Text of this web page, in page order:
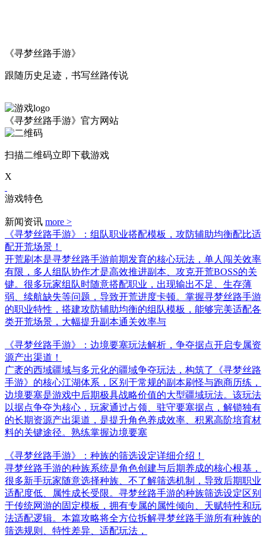
《寻梦丝路手游》
跟随历史足迹，书写丝路传说
《寻梦丝路手游》官方网站
扫描二维码立即下载游戏
X
游戏特色
新闻资讯 more >
《寻梦丝路手游》：组队职业搭配模板，攻防辅助均衡配比适
配开荒场景！
开荒刷本是寻梦丝路手游前期发育的核心玩法，单人闯关效率
有限，多人组队协作才是高效推进副本、攻克开荒BOSS的关
键。很多玩家组队时随意搭配职业，出现输出不足、生存薄
弱、续航缺失等问题，导致开荒进度卡顿。掌握寻梦丝路手游
的职业特性，搭建攻防辅助均衡的组队模板，能够完美适配各
类开荒场景，大幅提升副本通关效率与
《寻梦丝路手游》：边境要塞玩法解析，争夺据点开启专属资
源产出渠道！
广袤的西域疆域与多元化的疆域争夺玩法，构筑了《寻梦丝路
手游》的核心江湖体系，区别于常规的副本刷怪与跑商历练，
边境要塞是游戏中后期极具战略价值的大型疆域玩法。该玩法
以据点争夺为核心，玩家通过占领、驻守要塞据点，解锁独有
的长期资源产出渠道，是提升角色养成效率、积累高阶培育材
料的关键途径。熟练掌握边境要塞
《寻梦丝路手游》：种族的筛选设定详细介绍！
寻梦丝路手游的种族系统是角色创建与后期养成的核心根基，
很多新手玩家随意选择种族、不了解筛选机制，导致后期职业
适配度低、属性成长受限。寻梦丝路手游的种族筛选设定区别
于传统网游的固定模板，拥有专属的属性倾向、天赋特性和玩
法适配逻辑。本篇攻略将全方位拆解寻梦丝路手游所有种族的
筛选规则、特性差异、适配玩法，